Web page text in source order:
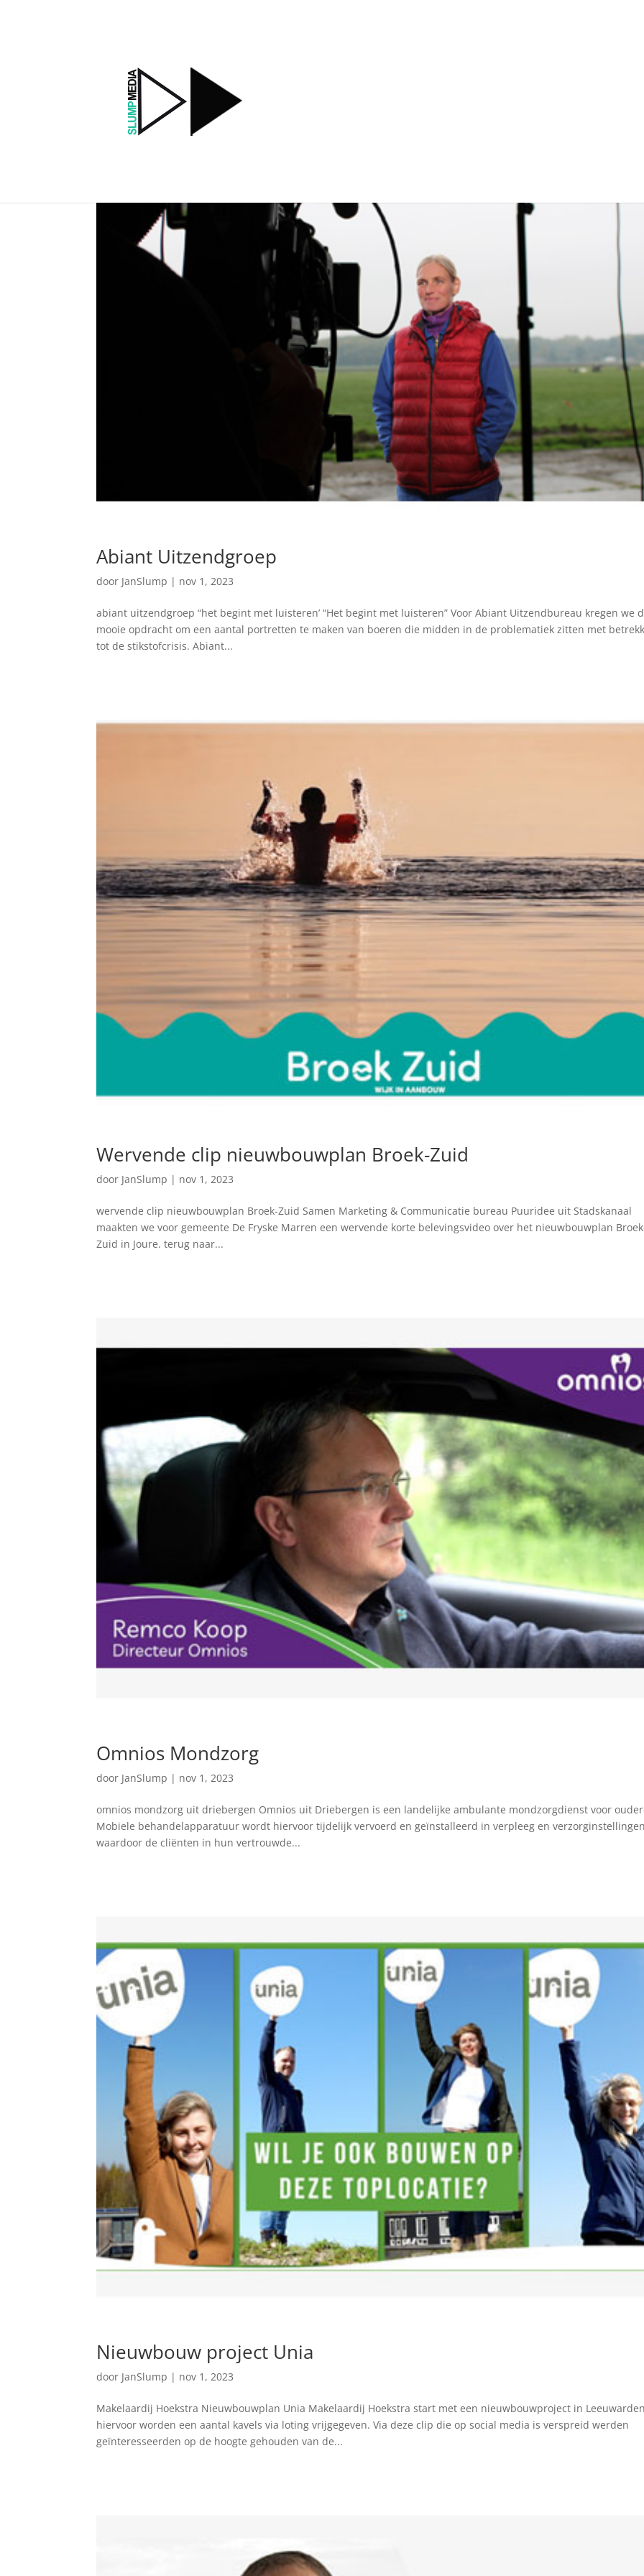
Abiant Uitzendgroep
door JanSlump | nov 1, 2023
abiant uitzendgroep “het begint met luisteren’ “Het begint met luisteren” Voor Abiant Uitzendbureau kregen we
mooie opdracht om een aantal portretten te maken van boeren die midden in de problematiek zitten met
tot de stikstofcrisis. Abiant...
Wervende clip nieuwbouwplan Broek-Zuid
door JanSlump | nov 1, 2023
wervende clip nieuwbouwplan Broek-Zuid Samen Marketing & Communicatie bureau Puuridee uit Stadskanaal
maakten we voor gemeente De Fryske Marren een wervende korte belevingsvideo over het nieuwbouwplan
Zuid in Joure. terug naar...
Omnios Mondzorg
door JanSlump | nov 1, 2023
omnios mondzorg uit driebergen Omnios uit Driebergen is een landelijke ambulante mondzorgdienst voor
Mobiele behandelapparatuur wordt hiervoor tijdelijk vervoerd en geïnstalleerd in verpleeg en
waardoor de cliënten in hun vertrouwde...
Nieuwbouw project Unia
door JanSlump | nov 1, 2023
Makelaardij Hoekstra Nieuwbouwplan Unia Makelaardij Hoekstra start met een nieuwbouwproject in
hiervoor worden een aantal kavels via loting vrijgegeven. Via deze clip die op social media is verspreid werden
geïnteresseerden op de hoogte gehouden van de...